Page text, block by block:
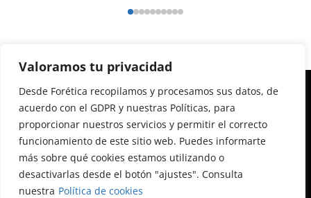
Valoramos tu privacidad
Desde Forética recopilamos y procesamos sus datos, de
acuerdo con el GDPR y nuestras Políticas, para
proporcionar nuestros servicios y permitir el correcto
funcionamiento de este sitio web. Puedes informarte
más sobre qué cookies estamos utilizando o
desactivarlas desde el botón "ajustes". Consulta
nuestra Política de cookies
Calle Almagro, 12, 3ª planta
28010 Madrid
+34 91 522 79 46
foretica@foretica.es foretica@foretica.es